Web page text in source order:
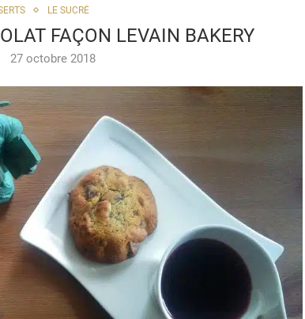
LE SUCRÉ
FAÇON LEVAIN BAKERY
27 octobre 2018